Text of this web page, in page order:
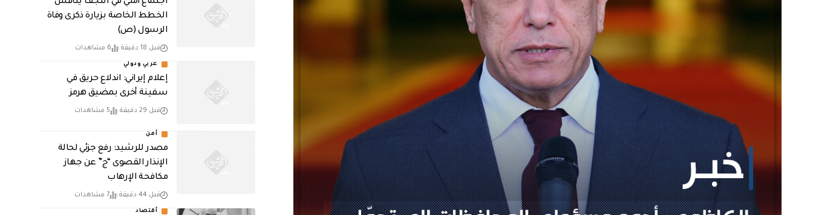
الخطط الخاصة بزيارة ذكرى وفاة
الرسول (ص)
قبل 18 دقيقة 6 مشاهدات
عربي ودولي
إعلام إيراني: اندلاع حريق في
سفينة أخرى بمضيق هرمز
قبل 29 دقيقة 5 مشاهدات
أمن
مصدر للرشيد: رفع جزئي لحالة
الإنذار القصوى “ج” عن جهاز
مكافحة الإرهاب
قبل 44 دقيقة 7 مشاهدات
أقتصاد